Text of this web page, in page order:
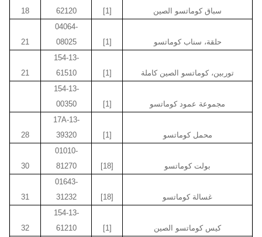
18
62120
[1] سباق كوماتسو الصين
21
04064-
08025
[1] حلقة، سناب كوماتسو
21
154-13-
61510
[1]
توربين، كوماتسو الصين كاملة
154-13-
00350
[1] مجموعة عمود كوماتسو
28
17A-13-
39320
[1] محمل كوماتسو
30
01010-
81270
[18] بولت كوماتسو
31
01643-
31232
[18] غسالة كوماتسو
32
154-13-
61210
[1] كيس كوماتسو الصين